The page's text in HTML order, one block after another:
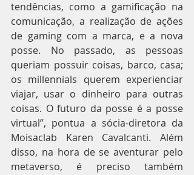
tendências, como a gamificação na
comunicação, a realização de ações
de gaming com a marca, e a nova
posse. No passado, as pessoas
queriam possuir coisas, barco, casa;
os millennials querem experienciar
viajar, usar o dinheiro para outras
coisas. O futuro da posse é a posse
virtual”, pontua a sócia-diretora da
Moisaclab Karen Cavalcanti. Além
disso, na hora de se aventurar pelo
metaverso, é preciso também